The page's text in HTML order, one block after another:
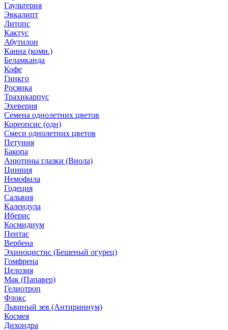
Гаультерия
Эвкалипт
Литопс
Кактус
Абутилон
Канна (комн.)
Беламканда
Кофе
Гинкго
Росянка
Трахикарпус
Эхеверия
Семена однолетних цветов
Кореопсис (одн)
Смеси однолетних цветов
Петуния
Бакопа
Анютины глазки (Виола)
Цинния
Немофила
Годеция
Сальвия
Календула
Иберис
Космидиум
Пентас
Вербена
Эхиноцистис (Бешеный огурец)
Гомфрена
Целозия
Мак (Папавер)
Гелиотроп
Флокс
Львиный зев (Антириннум)
Космея
Дихондра